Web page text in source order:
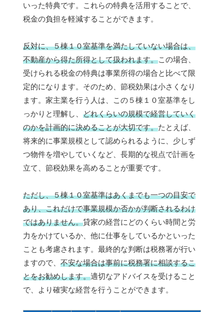
いった特典です。これらの特典を活用することで、
税金の負担を軽減することができます。
反対に、５棟１０室基準を満たしていない場合は、
不動産から得た所得として扱われます。この場合、
受けられる税金の特典は事業所得の場合と比べて限
定的になります。そのため、節税効果は小さくなり
ます。家主業を行う人は、この５棟１０室基準をし
っかりと理解し、 どれくらいの規模で経営していく
のかを計画的に決めることが大切です。たとえば、
将来的に事業規模として認められるように、少しず
つ物件を増やしていくなど、長期的な視点で計画を
立て、節税効果を高めることが重要です。
ただし、５棟１０室基準はあくまでも一つの目安で
あり、これだけで事業規模か否かが判断されるわけ
ではありません。貸家の経営にどのくらい時間と労
力をかけているか、他に仕事をしているかといった
ことも考慮されます。最終的な判断は税務署が行い
ますので、 不安な場合は事前に税務署に相談するこ
とをお勧めします。適切なアドバイスを受けること
で、より確実な経営を行うことができます。